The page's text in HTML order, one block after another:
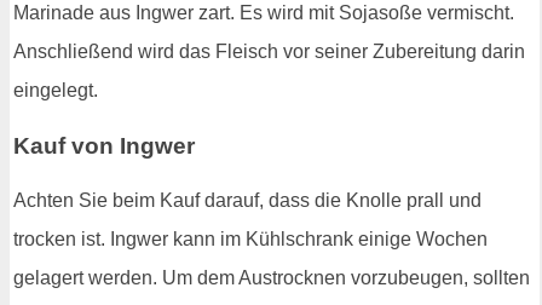
Marinade aus Ingwer zart. Es wird mit Sojasoße vermischt.
Anschließend wird das Fleisch vor seiner Zubereitung darin
eingelegt.
Kauf von Ingwer
Achten Sie beim Kauf darauf, dass die Knolle prall und
trocken ist. Ingwer kann im Kühlschrank einige Wochen
gelagert werden. Um dem Austrocknen vorzubeugen, sollten